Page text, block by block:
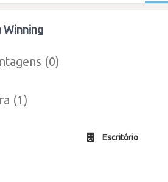
Winning
(0)
(1)
Escritório